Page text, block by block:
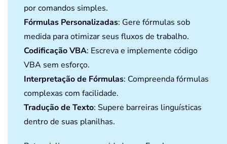
por comandos simples.
Fórmulas Personalizadas: Gere fórmulas sob
medida para otimizar seus fluxos de trabalho.
Codificação VBA: Escreva e implemente código
VBA sem esforço.
Interpretação de Fórmulas: Compreenda fórmulas
complexas com facilidade.
Tradução de Texto: Supere barreiras linguísticas
dentro de suas planilhas.